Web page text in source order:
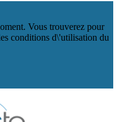
Vous trouverez pour
conditions d\'utilisation du